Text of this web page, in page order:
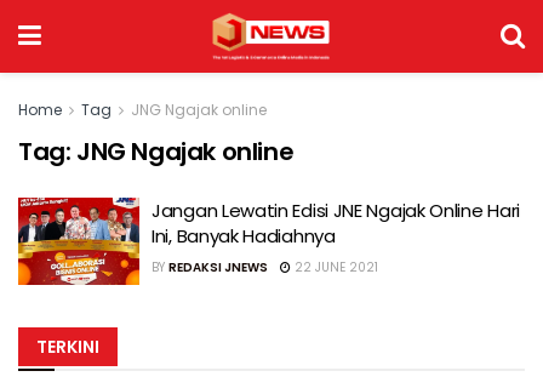
Home Tag JNG Ngajak online
Tag: JNG Ngajak online
Jangan Lewatin Edisi JNE Ngajak Online Hari
Ini, Banyak Hadiahnya
BY REDAKSI JNEWS 22 JUNE 2021
TERKINI